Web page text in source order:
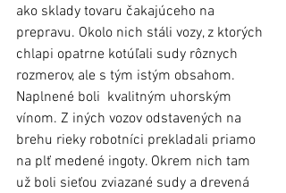
ako sklady tovaru čakajúceho na
prepravu. Okolo nich stáli vozy, z ktorých
chlapi opatrne kotúľali sudy rôznych
rozmerov, ale s tým istým obsahom.
Naplnené boli  kvalitným uhorským
vínom. Z iných vozov odstavených na
brehu rieky robotníci prekladali priamo
na plť medené ingoty. Okrem nich tam
už boli sieťou zviazané sudy a drevená